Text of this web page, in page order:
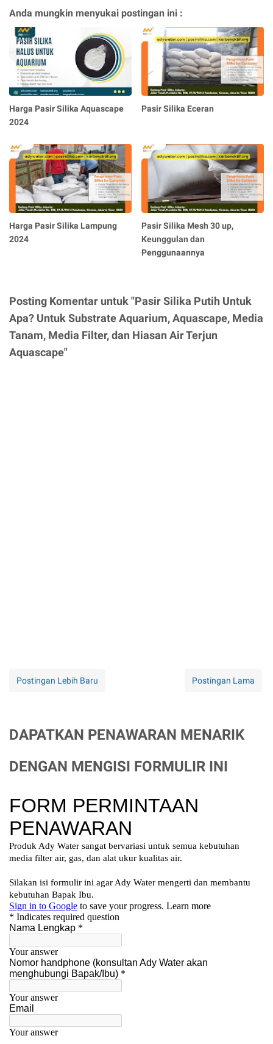
Anda mungkin menyukai postingan ini :
Harga Pasir Silika Aquascape
2024
Pasir Silika Eceran
Harga Pasir Silika Lampung
2024
Pasir Silika Mesh 30 up,
Keunggulan dan
Penggunaannya
Posting Komentar untuk "Pasir Silika Putih Untuk
Apa? Untuk Substrate Aquarium, Aquascape, Media
Tanam, Media Filter, dan Hiasan Air Terjun
Aquascape"
Postingan Lebih Baru Postingan Lama
DAPATKAN PENAWARAN MENARIK
DENGAN MENGISI FORMULIR INI